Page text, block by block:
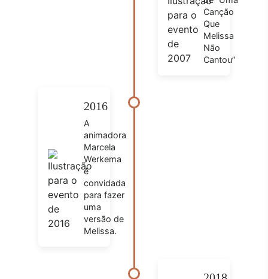
Canção
Que
Melissa
Não
Cantou”
2016
A
animadora
Marcela
Werkema
é
convidada
para fazer
uma
versão de
Melissa.